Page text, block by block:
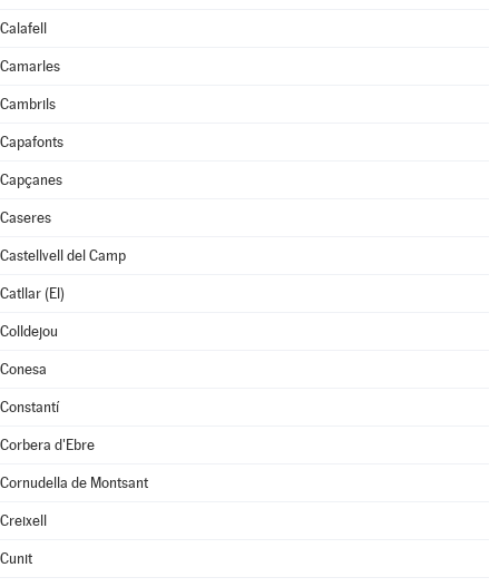
Calafell
Camarles
Cambrils
Capafonts
Capçanes
Caseres
Castellvell del Camp
Catllar (El)
Colldejou
Conesa
Constantí
Corbera d'Ebre
Cornudella de Montsant
Creixell
Cunit